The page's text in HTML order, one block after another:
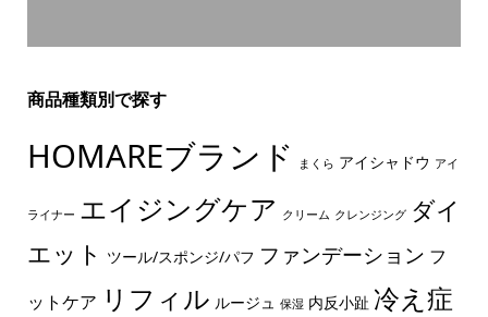
商品種類別で探す
HOMAREブランド まくら アイシャドウ アイ
ライナー エイジングケア クリーム クレンジング ダイ
エット ツール/スポンジ/パフ ファンデーション フ
ットケア リフィル ルージュ 保湿 内反小趾 冷え症